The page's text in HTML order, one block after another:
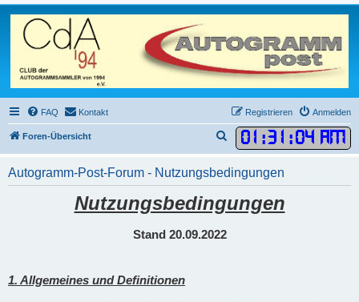
FAQ Kontakt Anmelden
Registrieren
Foren-Übersicht 01 :31 :05 AM
u
c
e
Autogramm-Post-Forum - Nutzungsbedingungen
Nutzungsbedingungen
Stand 20.09.2022
1. Allgemeines und Definitionen